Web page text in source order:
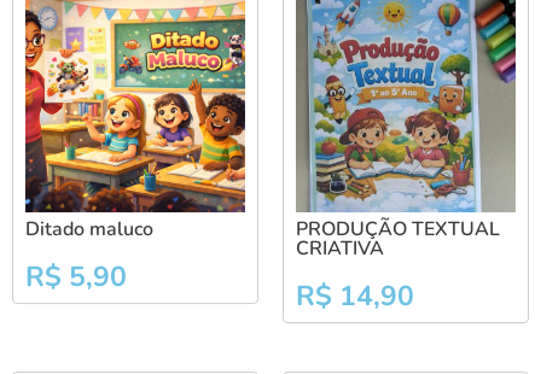
Ditado maluco
R$ 5,90
PRODUÇÃO TEXTUAL
CRIATIVA
R$ 14,90